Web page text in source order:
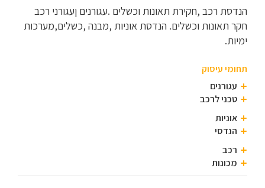
הנדסת רכב ,חקירת תאונות וכשלים .עגורנים ןעגורני רכב
חקר תאונות וכשלים. הנדסת אוניות ,מבנה ,כשלים,מערכות
ימיות.
תחומי עיסוק
עגורנים
טכני לרכב
אוניות
הנדסי
רכב
מכונות